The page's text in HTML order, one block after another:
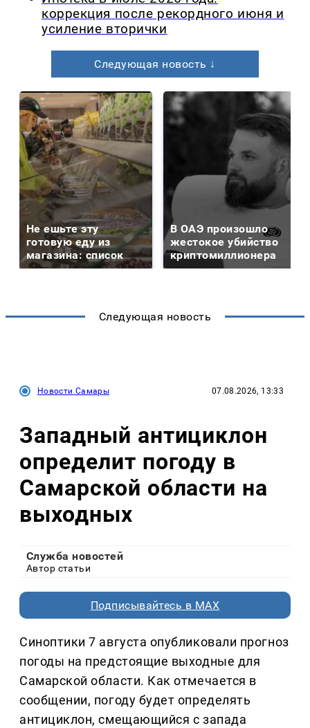
коррекция после рекордного июня и
усиление вторички
Следующая новость ↓
Не ешьте эту
готовую еду из
магазина: список
В ОАЭ произошло
жестокое убийство
криптомиллионера
Следующая новость
Новости Самары 07.08.2026, 13:33
Западный антициклон
определит погоду в
Самарской области на
выходных
Служба новостей
Автор статьи
Подписывайтесь в MAX
Синоптики 7 августа опубликовали прогноз
погоды на предстоящие выходные для
Самарской области. Как отмечается в
сообщении, погоду будет определять
антициклон, смещающийся с запада